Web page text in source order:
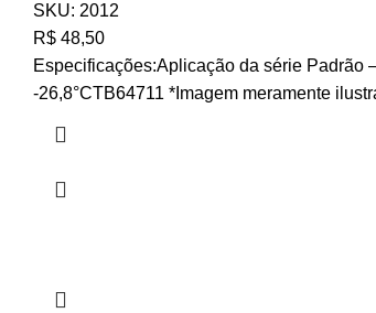
SKU: 2012
R$ 48,50
Especificações:Aplicação da série Padrão
-26,8°CTB64711 *Imagem meramente